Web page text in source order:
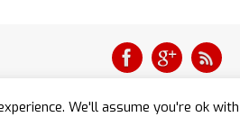
We'll assume you're ok